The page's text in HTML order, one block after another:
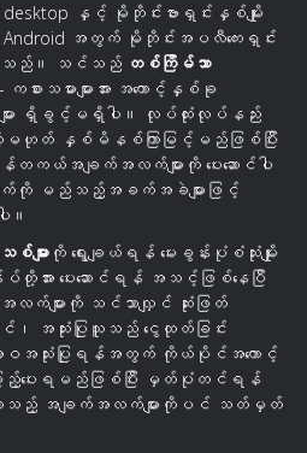
နှင့် မိုဘိုင်းဗားရှင်းနှစ်မျိုး
အတွက် မိုဘိုင်းအပလီကေးရှင်း
ည်။ သင်သည် တစ်ကြိမ်သာ
းသမားများအား အကောင့်နှစ်ခု
ား ရှိခွင့်မရှိပါ။ လုပ်ထုံးလုပ်နည်း
နှစ်မိနစ်ကြာမြင့်မည်ဖြစ်ပြီး
ချက်အလက်များကို ပေးဆောင်ပါ
ကို မည်သည့်အခက်အခဲများဖြင့်
။
စ်များ ကို ရွေးချယ်ရန် မေးခွန်းပုံစံသုံးမျိုး
န်ုပ်တို့အား ပေးဆောင်ရန် အသင့်ဖြစ်နေပြီ
လက်များကို သင်သာလျှင် ဆုံးဖြတ်
အသုံးပြုသူသည် ငွေထုတ်ခြင်း
အသုံးပြုရန်အတွက် ကိုယ်ပိုင်အကောင့်
ပေးရမည်ဖြစ်ပြီး မှတ်ပုံတင်ရန်
ားသည့် အချက်အလက်များကိုပင် သတ်မှတ်